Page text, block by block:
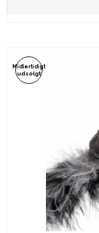
Midlertidigt
udsolgt